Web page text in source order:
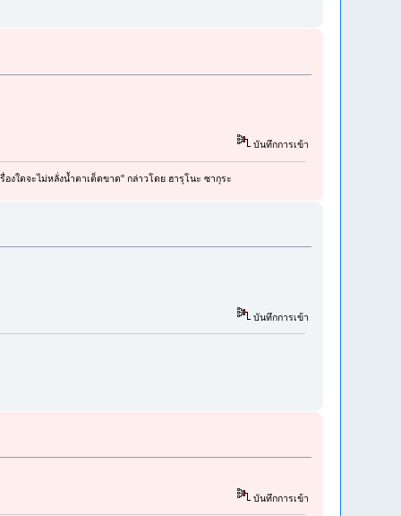
บันทึกการเข้า
งใดจะไม่หลั่งน้ำตาเด็ดขาด" กล่าวโดย ฮารุโนะ ซากุระ
บันทึกการเข้า
บันทึกการเข้า